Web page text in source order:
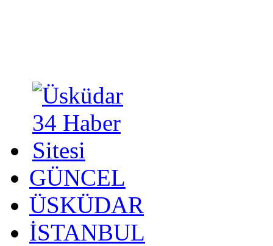
GÜNCEL
ÜSKÜDAR
İSTANBUL